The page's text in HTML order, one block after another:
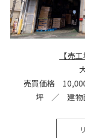
【売
売買価格
坪 ／ 建物